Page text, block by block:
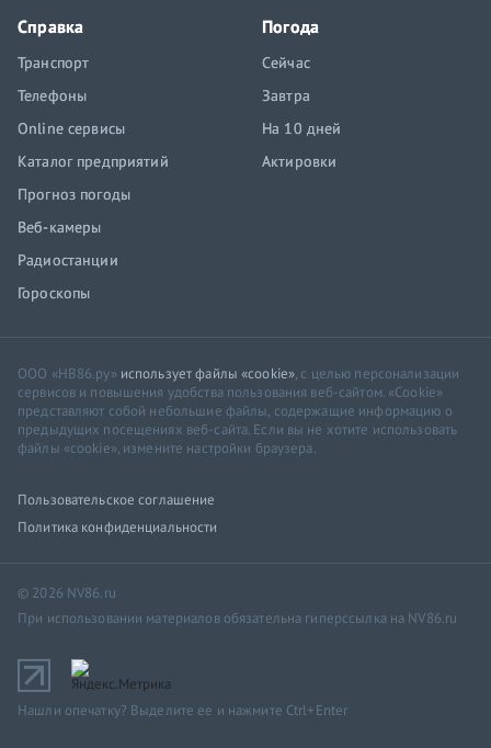
Справка
Транспорт
Телефоны
Online сервисы
Каталог предприятий
Прогноз погоды
Веб-камеры
Радиостанции
Гороскопы
Погода
Сейчас
Завтра
На 10 дней
Актировки
ООО «НВ86.ру» использует файлы «cookie», с целью персонализации
сервисов и повышения удобства пользования веб-сайтом. «Cookie»
представляют собой небольшие файлы, содержащие информацию о
предыдущих посещениях веб-сайта. Если вы не хотите использовать
файлы «cookie», измените настройки браузера.
Пользовательское соглашение
Политика конфиденциальности
© 2026 NV86.ru
При использовании материалов обязательна гиперссылка на NV86.ru
Нашли опечатку? Выделите ее и нажмите Ctrl+Enter